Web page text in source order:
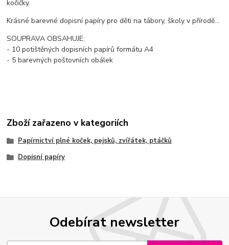
kočičky.
Krásné barevné dopisní papíry pro děti na tábory, školy v přírodě...
SOUPRAVA OBSAHUJE:
- 10 potištěných dopisních papírů formátu A4
- 5 barevných poštovních obálek
Zboží zařazeno v kategoriích
Papírnictví plné koček, pejsků, zvířátek, ptáčků
Dopisní papíry
Odebírat newsletter